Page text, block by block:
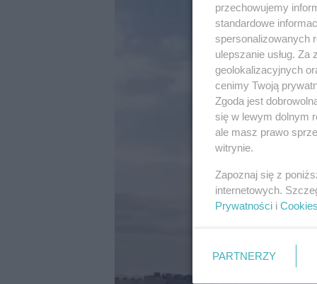
przechowujemy
standardowe
spersonalizowanych
ulepszanie usług.
geolokalizacyjnych
cenimy Twoją
Zgoda jest
się w lewym dolnym
ale masz prawo
witrynie.
Zapoznaj się z
internetowych.
Prywatności i Cookies
PARTNERZY